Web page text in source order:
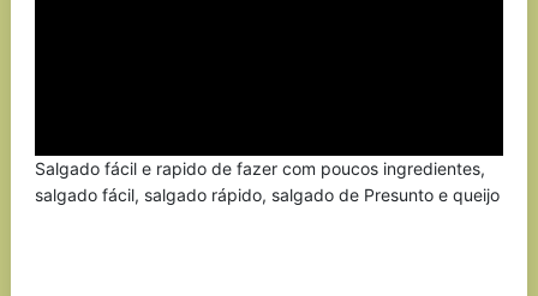
Salgado fácil e rapido de fazer com poucos ingredientes,
salgado fácil, salgado rápido, salgado de Presunto e queijo